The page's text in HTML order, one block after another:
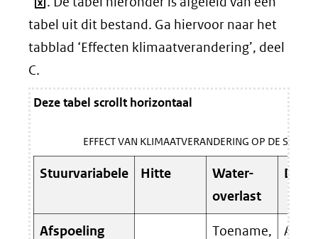
tabel uit dit bestand. Ga hiervoor naar het
tabblad ‘Effecten klimaatverandering’, deel
C.
Deze tabel scrollt horizontaal
EFFECT VAN KLIMAATVERANDERING OP DE
Stuurvariabele Hitte
Water-
overlast
Afspoeling
Toename,